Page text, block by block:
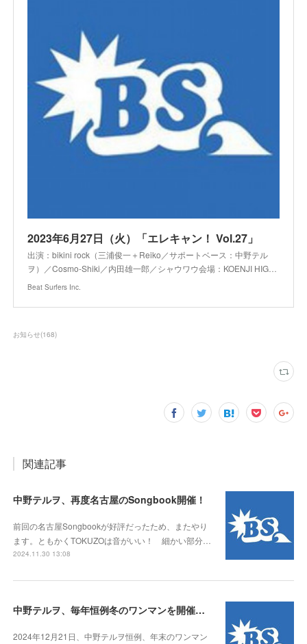
2023年6月27日（火）「エレキャン！ Vol.27」
出演：bikini rock（三浦俊一＋Reiko／サポートベース：中野テル
ヲ）／Cosmo-Shiki／内田雄一郎／シャウワウ会場：KOENJI HIG…
Beat Surfers Inc.
お知らせ(168)
関連記事
中野テルヲ、再度名古屋のSongbook開催！
前回の名古屋Songbookが好評だったため、またやり
ます。ともかくTOKUZOは音がいい！ 細かい部分…
2024.11.30 13:08
中野テルヲ、毎年恒例冬のワンマンを開催。いわゆる「テルヲ納め」！
2024年12月21日、中野テルヲ恒例、年末のワンマン